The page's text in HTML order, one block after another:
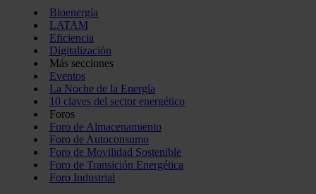
Bioenergía
LATAM
Eficiencia
Digitalización
Más secciones
Eventos
La Noche de la Energía
10 claves del sector energético
Foros
Foro de Almacenamiento
Foro de Autoconsumo
Foro de Movilidad Sostenible
Foro de Transición Energética
Foro Industrial